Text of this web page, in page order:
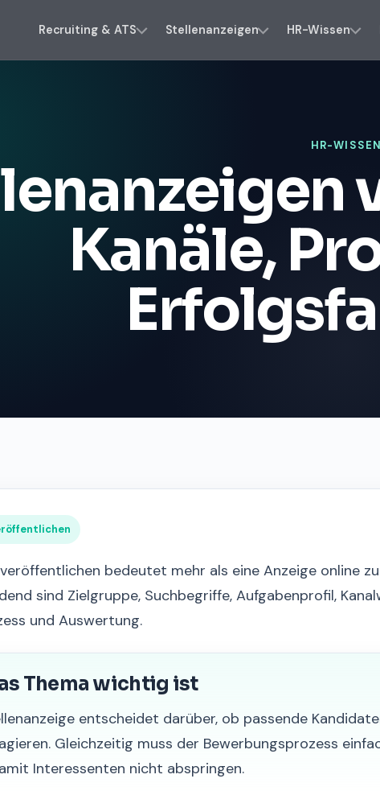
Recruiting & ATS Stellenanzeigen HR-Wissen
HR-WISSEN
Kanäle,
bedeutet mehr als eine Anzeige online zu
sind Zielgruppe, Suchbegriffe, Aufgabenprofil,
und Auswertung.
Thema wichtig ist
entscheidet darüber, ob passende
Gleichzeitig muss der Bewerbungsprozess
Interessenten nicht abspringen.